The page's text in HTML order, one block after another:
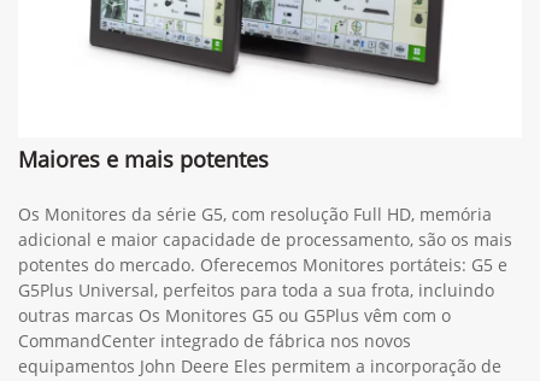
Maiores e mais potentes
Os Monitores da série G5, com resolução Full HD, memória
adicional e maior capacidade de processamento, são os mais
potentes do mercado. Oferecemos Monitores portáteis: G5 e
G5Plus Universal, perfeitos para toda a sua frota, incluindo
outras marcas Os Monitores G5 ou G5Plus vêm com o
CommandCenter integrado de fábrica nos novos
equipamentos John Deere Eles permitem a incorporação de